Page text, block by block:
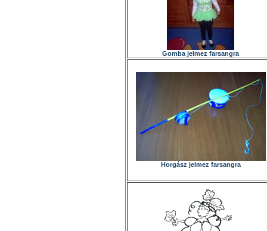
Gomba jelmez farsangra
Horgász jelmez farsangra